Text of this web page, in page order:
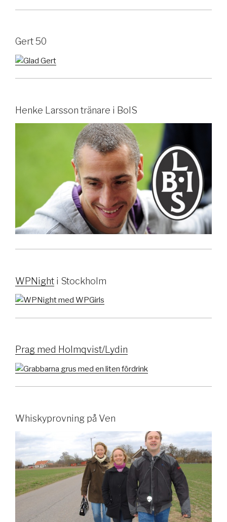
Gert 50
Henke Larsson tränare i BoIS
WPNight i Stockholm
Prag med Holmqvist/Lydin
Whiskyprovning på Ven